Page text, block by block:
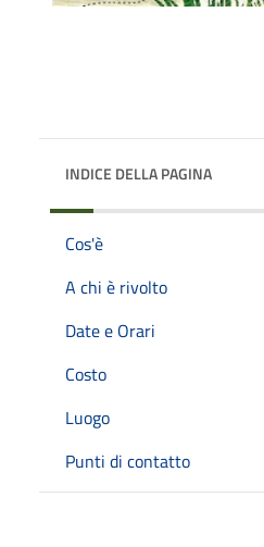
INDICE DELLA PAGINA
Cos'è
A chi è rivolto
Date e Orari
Costo
Luogo
Punti di contatto